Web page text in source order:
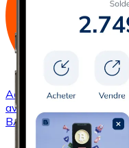
AcheterBasic
avec carte
BAT